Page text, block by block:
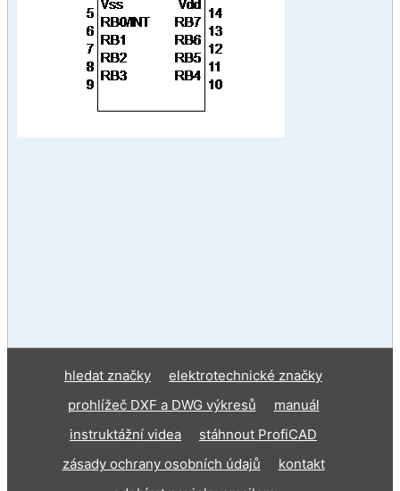
hledat značky
elektrotechnické značky
prohlížeč DXF a DWG výkresů
manuál
instruktážní videa
stáhnout ProfiCAD
zásady ochrany osobních údajů
kontakt